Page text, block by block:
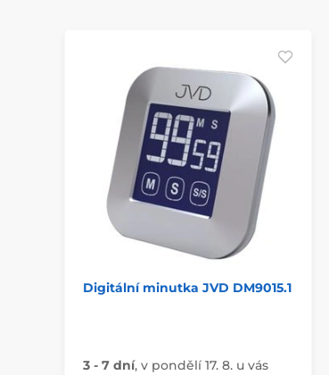
Digitální minutka JVD DM9015.1
3 - 7 dní, v pondělí 17. 8. u vás